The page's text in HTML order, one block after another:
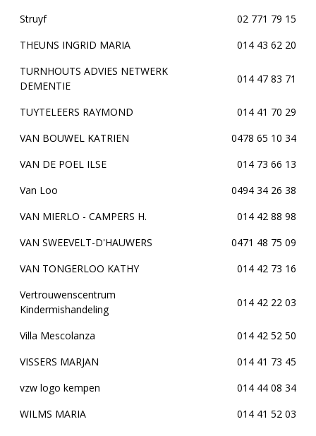
Struyf
02 771 79 15
THEUNS INGRID MARIA
014 43 62 20
TURNHOUTS ADVIES NETWERK
DEMENTIE
014 47 83 71
TUYTELEERS RAYMOND
014 41 70 29
VAN BOUWEL KATRIEN
0478 65 10 34
VAN DE POEL ILSE
014 73 66 13
Van Loo
0494 34 26 38
VAN MIERLO - CAMPERS H.
014 42 88 98
VAN SWEEVELT-D'HAUWERS
0471 48 75 09
VAN TONGERLOO KATHY
014 42 73 16
Vertrouwenscentrum
Kindermishandeling
014 42 22 03
Villa Mescolanza
014 42 52 50
VISSERS MARJAN
014 41 73 45
vzw logo kempen
014 44 08 34
WILMS MARIA
014 41 52 03